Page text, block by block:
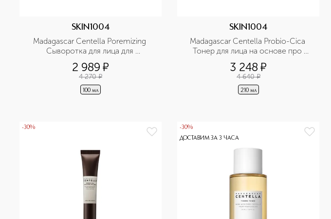
SKIN1004
Madagascar Centella Poremizing
Сыворотка для лица для
проблемной кожи с розовой
солью, экстрактом центеллы и
комплекс пептидов-9
2 989 ¤
4 270 ¤
100 мл
SKIN1004
Madagascar Centella Probio-Cica
Тонер для лица на основе про
пребиотиков с антивозрастным
эффектом
3 248 ¤
4 640 ¤
210 мл
-30%
-30%
ДОСТАВИМ ЗА 3 ЧАСА